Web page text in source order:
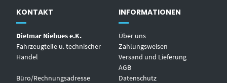
KONTAKT
Dietmar Niehues e.K.
Fahrzeugteile u. technischer
Handel
Büro/Rechnungsadresse
INFORMATIONEN
Über uns
Zahlungsweisen
Versand und Lieferung
AGB
Datenschutz